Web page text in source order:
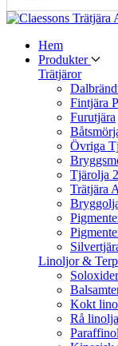
Hem
Produkter
Trätjäror
Fintjära
Furutjära
Övriga
Tjärolja
Trätjära A
Linoljor &
Kokt
Rå linolja